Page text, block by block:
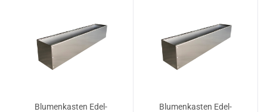
Blu­men­kas­ten Edel­
Blu­men­kas­ten Edel­